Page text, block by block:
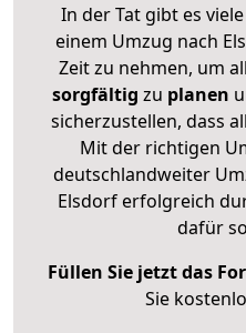
In der Tat gibt es
einem Umzug nach
Zeit zu nehmen, um
sorgfältig zu planen
sicherzustellen, dass
Mit der richtigen
deutschlandweiter
Elsdorf erfolgreich
dafür
Füllen Sie jetzt das
Sie